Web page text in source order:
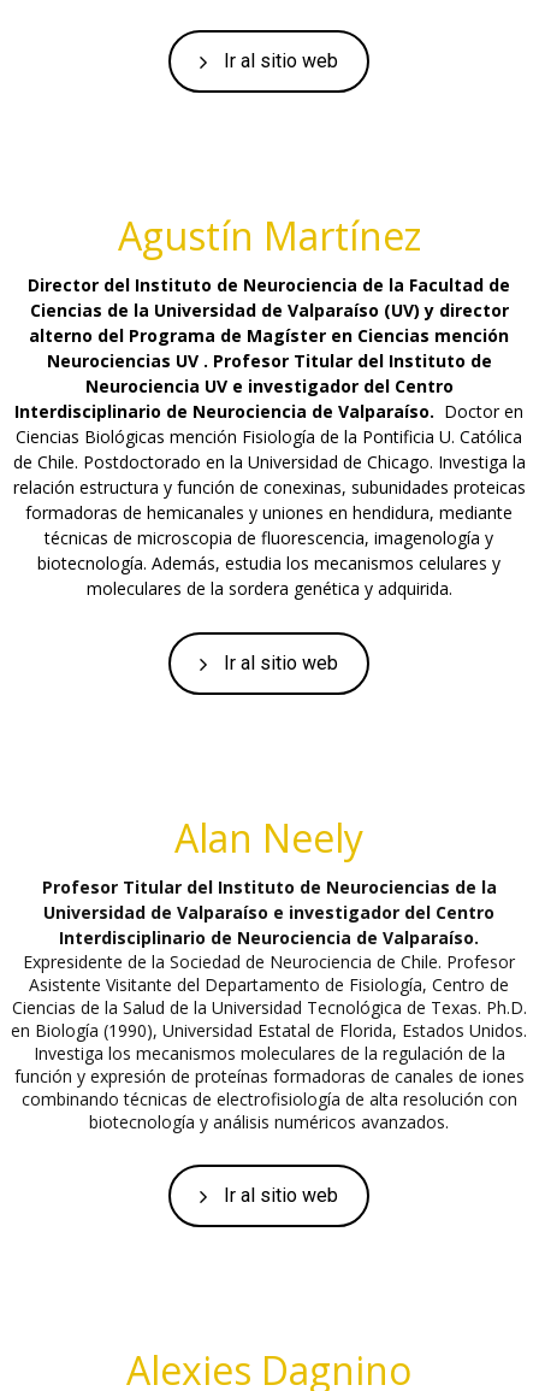
Ir al sitio web
Agustín Martínez
Director del Instituto de Neurociencia de la Facultad de
Ciencias de la Universidad de Valparaíso (UV) y director
alterno del Programa de Magíster en Ciencias mención
Neurociencias UV . Profesor Titular del Instituto de
Neurociencia UV e investigador del Centro
Interdisciplinario de Neurociencia de Valparaíso. Doctor en
Ciencias Biológicas mención Fisiología de la Pontificia U. Católica
de Chile. Postdoctorado en la Universidad de Chicago. Investiga la
relación estructura y función de conexinas, subunidades proteicas
formadoras de hemicanales y uniones en hendidura, mediante
técnicas de microscopia de fluorescencia, imagenología y
biotecnología. Además, estudia los mecanismos celulares y
moleculares de la sordera genética y adquirida.
Ir al sitio web
Alan Neely
Profesor Titular del Instituto de Neurociencias de la
Universidad de Valparaíso e investigador del Centro
Interdisciplinario de Neurociencia de Valparaíso.
Expresidente de la Sociedad de Neurociencia de Chile. Profesor
Asistente Visitante del Departamento de Fisiología, Centro de
Ciencias de la Salud de la Universidad Tecnológica de Texas. Ph.D.
en Biología (1990), Universidad Estatal de Florida, Estados Unidos.
Investiga los mecanismos moleculares de la regulación de la
función y expresión de proteínas formadoras de canales de iones
combinando técnicas de electrofisiología de alta resolución con
biotecnología y análisis numéricos avanzados.
Ir al sitio web
Alexies Dagnino